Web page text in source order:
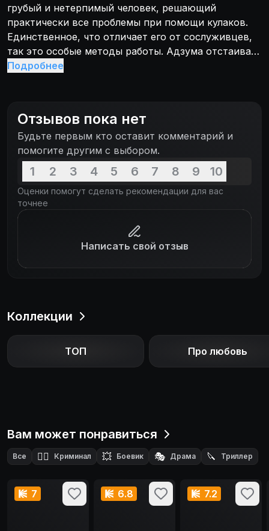
грубый и нетерпимый человек, решающий
практически все проблемы при помощи кулаков.
Единственное, что отличает его от сослуживцев,
так это особые методы работы. Адзума отстаивает
справедливость яростно и жестоко, не
Подробнее
Отзывов пока нет
Будьте первым кто оставит комментарий и
помогите другим с выбором.
1 2 3 4 5 6 7 8 9 10
Оценки помогут сделать рекомендации для вас
точнее
Написать свой отзыв
Коллекции
ТОП Про любовь
Вам может понравиться
Все 🕵️‍♂️ Криминал 💥 Боевик 🎭 Драма 🔪 Триллер
7 6.8 7.2